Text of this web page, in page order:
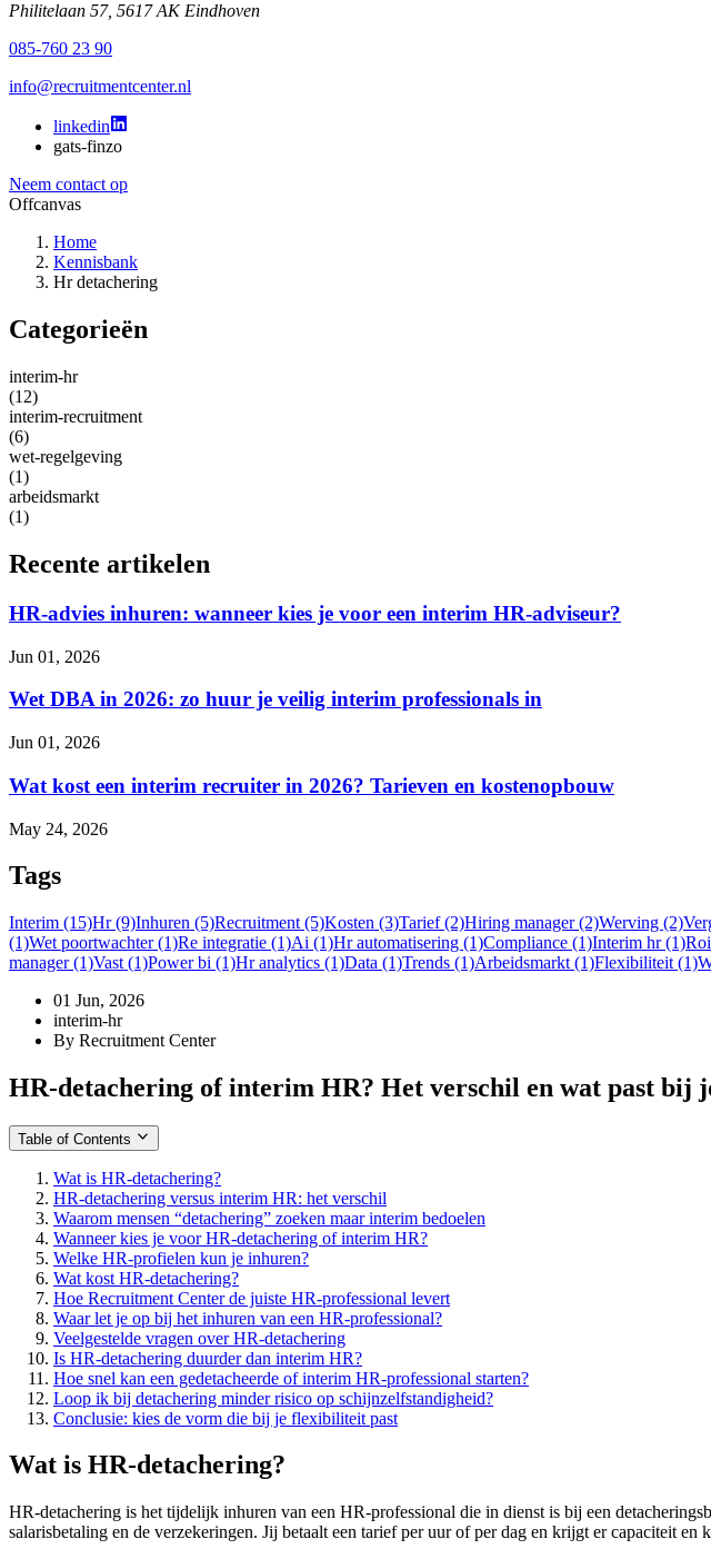
Philitelaan 57, 5617 AK Eindhoven
085-760 23 90
info@recruitmentcenter.nl
linkedin
gats-finzo
Neem contact op
Offcanvas
Home
Kennisbank
Hr detachering
Categorieën
interim-hr
(12)
interim-recruitment
(6)
wet-regelgeving
(1)
arbeidsmarkt
(1)
Recente artikelen
HR-advies inhuren: wanneer kies je voor een interim HR-adviseur?
Jun 01, 2026
Wet DBA in 2026: zo huur je veilig interim professionals in
Jun 01, 2026
Wat kost een interim recruiter in 2026? Tarieven en kostenopbouw
May 24, 2026
Tags
Interim (15)Hr (9)Inhuren (5)Recruitment (5)Kosten (3)Tarief (2)Hiring manager (2)Werving (2)
(1)Wet poortwachter (1)Re integratie (1)Ai (1)Hr automatisering (1)Compliance (1)Interim hr (1)
manager (1)Vast (1)Power bi (1)Hr analytics (1)Data (1)Trends (1)Arbeidsmarkt (1)Flexibiliteit (1)
01 Jun, 2026
interim-hr
By Recruitment Center
HR-detachering of interim HR? Het verschil en wat past bij
Table of Contents
Wat is HR-detachering?
HR-detachering versus interim HR: het verschil
Waarom mensen “detachering” zoeken maar interim bedoelen
Wanneer kies je voor HR-detachering of interim HR?
Welke HR-profielen kun je inhuren?
Wat kost HR-detachering?
Hoe Recruitment Center de juiste HR-professional levert
Waar let je op bij het inhuren van een HR-professional?
Veelgestelde vragen over HR-detachering
Is HR-detachering duurder dan interim HR?
Hoe snel kan een gedetacheerde of interim HR-professional starten?
Loop ik bij detachering minder risico op schijnzelfstandigheid?
Conclusie: kies de vorm die bij je flexibiliteit past
Wat is HR-detachering?
HR-detachering is het tijdelijk inhuren van een HR-professional die in dienst is bij een
salarisbetaling en de verzekeringen. Jij betaalt een tarief per uur of per dag en krijgt er capaciteit en